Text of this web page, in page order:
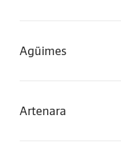
Agüimes
Artenara